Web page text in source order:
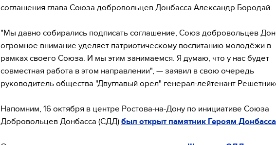
соглашения глава Союза добровольцев Донбасса Александр Бородай.
"Мы давно собирались подписать соглашение, Союз добровольцев
огромное внимание уделяет патриотическому воспитанию молодёжи в
рамках своего Союза. И мы этим занимаемся. Я думаю, что у нас будет
совместная работа в этом направлении", — заявил в свою очередь
руководитель общества "Двуглавый орел" генерал-лейтенант
Напомним, 16 октября в центре Ростова-на-Дону по инициативе Союза
Добровольцев Донбасса (СДД) был открыт памятник Героям